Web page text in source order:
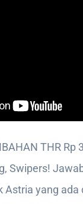
THR Rp
Swipers!
Astria yang ada